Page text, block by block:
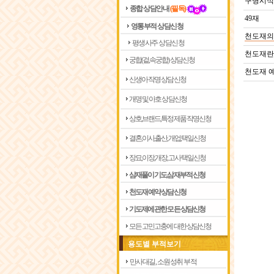
종합 상담안내(필독)
영통부적 상담신청
평생사주 상담신청
궁합(겉,속궁합) 상담신청
신생아 작명 상담신청
개명 및 아호 상담신청
상호,브랜드,특정제품 작명신청
결혼,이사,출산,개업,택일신청
장묘,이장,개장,고사 택일신청
삼재풀이 기도,삼재부적 신청
천도재 예약 상담신청
기도제에 관한 모든 상담신청
모든 고민고충에 대한 상담신청
용도별 부적보기
만사대길, 소원성취 부적
49재
천도재
천도재
천도재